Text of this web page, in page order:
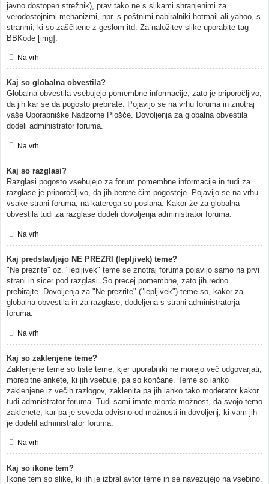
javno dostopen strežnik), prav tako ne s slikami shranjenimi za
verodostojnimi mehanizmi, npr. s poštnimi nabiralniki hotmail ali yahoo, s
stranmi, ki so zaščitene z geslom itd. Za naložitev slike uporabite tag
BBKode [img].
Na vrh
Kaj so globalna obvestila?
Globalna obvestila vsebujejo pomembne informacije, zato je priporočljivo,
da jih kar se da pogosto prebirate. Pojavijo se na vrhu foruma in znotraj
vaše Uporabniške Nadzorne Plošče. Dovoljenja za globalna obvestila
dodeli administrator foruma.
Na vrh
Kaj so razglasi?
Razglasi pogosto vsebujejo za forum pomembne informacije in tudi za
razglase je priporočljivo, da jih berete čim pogosteje. Pojavijo se na vrhu
vsake strani foruma, na katerega so poslana. Kakor že za globalna
obvestila tudi za razglase dodeli dovoljenja administrator foruma.
Na vrh
Kaj predstavljajo NE PREZRI (lepljivek) teme?
"Ne prezrite" oz. "lepljivek" teme se znotraj foruma pojavijo samo na prvi
strani in sicer pod razglasi. So precej pomembne, zato jih redno
prebirajte. Dovoljenja za "Ne prezrite" ("lepljivek") teme so, kakor za
globalna obvestila in za razglase, dodeljena s strani administratorja
foruma.
Na vrh
Kaj so zaklenjene teme?
Zaklenjene teme so tiste teme, kjer uporabniki ne morejo več odgovarjati,
morebitne ankete, ki jih vsebuje, pa so končane. Teme so lahko
zaklenjene iz večih razlogov, zaklenita pa jih lahko tako moderator kakor
tudi admnistrator foruma. Tudi sami imate morda možnost, da svojo temo
zaklenete, kar pa je seveda odvisno od možnosti in dovoljenj, ki vam jih
je dodelil administrator foruma.
Na vrh
Kaj so ikone tem?
Ikone tem so slike, ki jih je izbral avtor teme in se navezujejo na vsebino.